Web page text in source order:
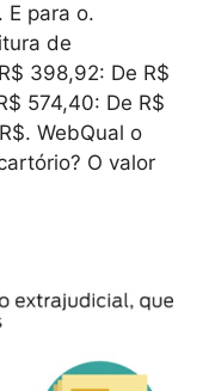
E para o.
de
398,92: De R$
574,40: De R$
WebQual o
O valor